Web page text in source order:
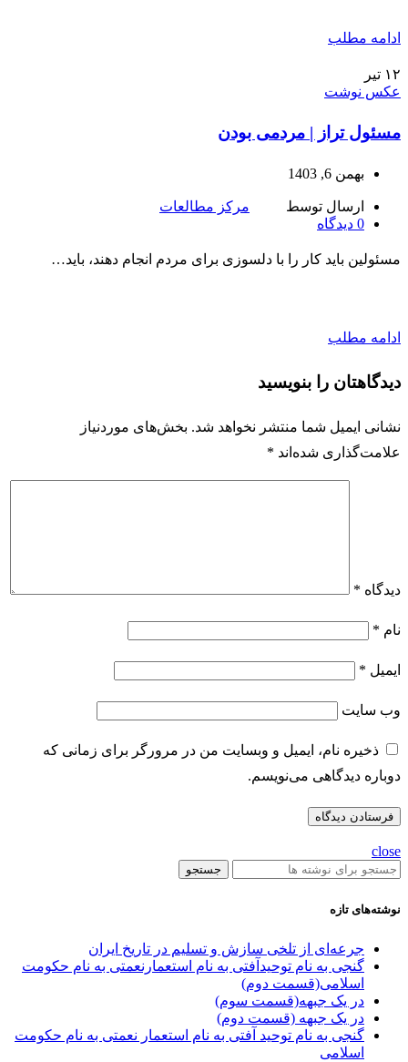
ادامه مطلب
۱۲ تیر
عکس نوشت
مسئول تراز | مردمی بودن
بهمن 6, 1403
ارسال توسط
مرکز مطالعات
0 دیدگاه
مسئولین باید کار را با دلسوزی برای مردم انجام دهند، باید…
ادامه مطلب
دیدگاهتان را بنویسید
نشانی ایمیل شما منتشر نخواهد شد. بخش‌های موردنیاز
علامت‌گذاری شده‌اند *
دیدگاه *
نام *
ایمیل *
وب‌ سایت
ذخیره نام، ایمیل و وبسایت من در مرورگر برای زمانی که
دوباره دیدگاهی می‌نویسم.
close
جستجو
نوشته‌های تازه
جرعه‌ای از تلخی سازش و تسلیم در تاریخ ایران
گنجی به نام توحیدآفتی به نام استعمارنعمتی به نام حکومت
اسلامی(قسمت دوم)
در یک جبهه(قسمت سوم)
در یک جبهه (قسمت دوم)
گنجی به نام توحید آفتی به نام استعمار نعمتی به نام حکومت
اسلامی